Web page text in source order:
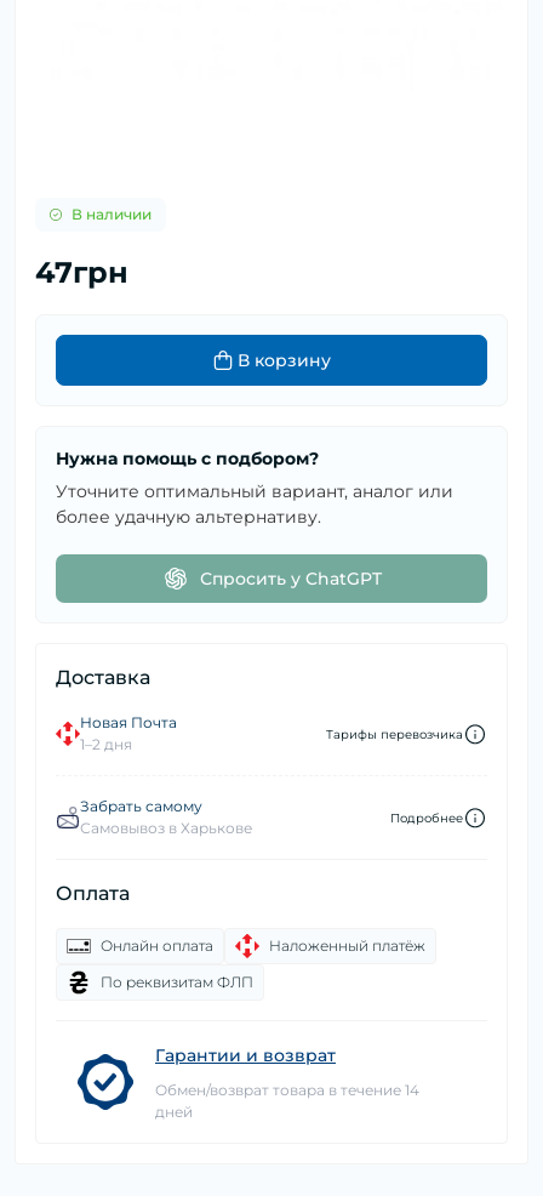
В наличии
47грн
В корзину
Нужна помощь с подбором?
Уточните оптимальный вариант, аналог или
более удачную альтернативу.
Спросить у ChatGPT
Доставка
Новая Почта
1–2 дня
Тарифы перевозчика
Забрать самому
Самовывоз в Харькове
Подробнее
Оплата
Онлайн оплата
Наложенный платёж
По реквизитам ФЛП
Гарантии и возврат
Обмен/возврат товара в течение 14
дней